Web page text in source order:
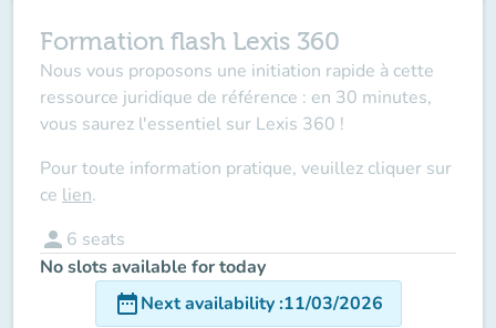
Formation flash Lexis 360
Nous vous proposons une initiation rapide à cette
ressource juridique de référence : en 30 minutes,
vous saurez l'essentiel sur Lexis 360 !
Pour toute information pratique, veuillez cliquer sur
ce lien.
person 6 seats
No slots available for today
date_rangeNext availability:11/03/2026